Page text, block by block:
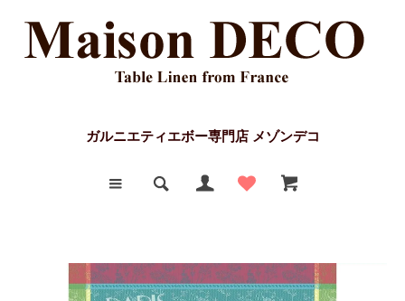
ガルニエティエボー専門店 メゾンデコ